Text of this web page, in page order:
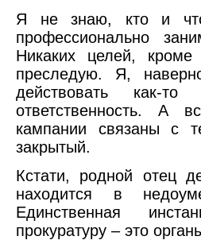
Я не знаю, кто и
профессионально
Никаких целей,
преследую. Я,
действовать как-
ответственность. А
кампании связаны с
закрытый.
Кстати, родной отец
находится в
Единственная
прокуратуру – это